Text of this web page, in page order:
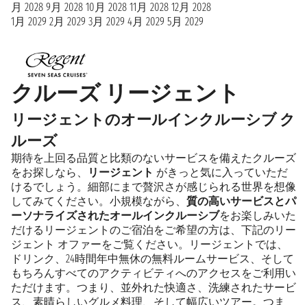
クルーズ リージェント
リージェントのオールインクルーシブ ク
ルーズ
期待を上回る品質と比類のないサービスを備えたクルーズ
をお探しなら、
リージェント がきっと気に入っていただ
けるでしょう。細部にまで贅沢さが感じられる世界を想像
してみてください。小規模ながら、 質の高いサービスとパ
ーソナライズされたオールインクルーシブをお楽しみいた
だけるリージェントのご宿泊をご希望の方は、下記のリー
ジェント オファーをご覧ください。リージェントでは、
ドリンク、24時間年中無休の無料ルームサービス、そして
もちろんすべてのアクティビティへのアクセスをご利用い
ただけます。つまり、並外れた快適さ、洗練されたサービ
ス、素晴らしいグルメ料理、そして幅広いツアー。つま
月 2028 9月 2028 10月 2028 11月 2028 12月 2028
1月 2029 2月 2029 3月 2029 4月 2029 5月 2029